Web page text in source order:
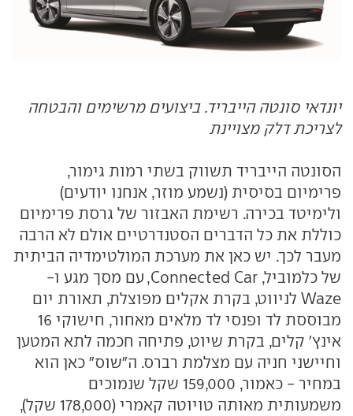
יונדאי סונטה הייבריד. ביצועים מרשימים והבטחה
לצריכת דלק מצויינת
הסונטה הייבריד תשווק בשתי רמות גימור,
פרימיום בסיסית (נשמע מוזר, אנחנו יודעים)
ולימיטד בכירה. רשימת האבזור של גרסת פרימיום
כוללת את כל הדברים הסטנדרטיים אולם לא הרבה
מעבר לכך. יש כאן את מערכת המולטימדיה הביתית
של כלמוביל, Connected Car, עם מסך מגע ו-
Waze לניווט, בקרת אקלים מפוצלת, תאורת יום
מבוססת לד ופנסי לד מלאים מאחור, חישוקי 16
אינץ' קלים, בקרת שיוט, פתיחה חכמה לתא המטען
וחיישני חניה עם מצלמת רברס. ה"שוס" כאן הוא
במחיר - כאמור, 159,000 שקל שנמוכים
משמעותית מאותה טויוטה קאמרי (178,000 שקל),